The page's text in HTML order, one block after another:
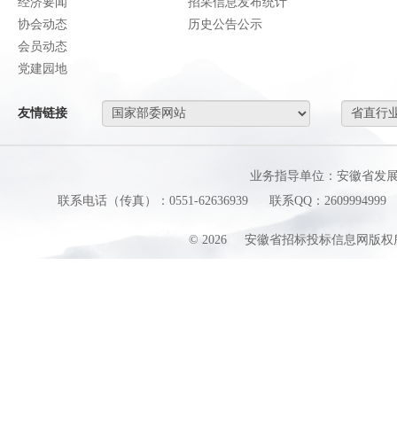
协会动态
会员动态
党建园地
历史公告公示
友情链接
业务指导单位：安徽省发
联系电话（传真）：0551-62636939
联系QQ：2609994999
© 2026 安徽省招标投标信息网版